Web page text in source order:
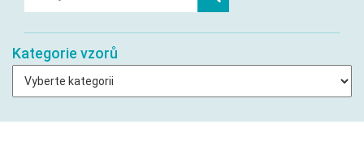
Kategorie vzorů